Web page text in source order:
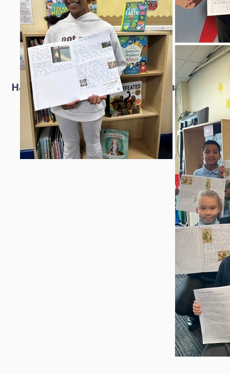
Национальная неделя рассказывания